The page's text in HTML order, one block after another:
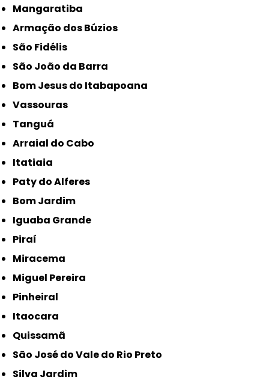
Mangaratiba
Armação dos Búzios
São Fidélis
São João da Barra
Bom Jesus do Itabapoana
Vassouras
Tanguá
Arraial do Cabo
Itatiaia
Paty do Alferes
Bom Jardim
Iguaba Grande
Piraí
Miracema
Miguel Pereira
Pinheiral
Itaocara
Quissamã
São José do Vale do Rio Preto
Silva Jardim